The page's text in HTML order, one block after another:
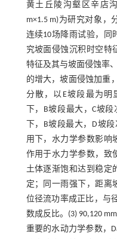
黄土丘陵沟壑区辛店
m×1.5 m)为研究对象，
连续10场降雨试验，同
究坡面侵蚀沉积时空特
特征及其与坡面侵蚀率
的增大，坡面侵蚀加重
分散，以E坡段最为明
下，B坡段最大，C坡
下，B坡段最大，D坡
用下，水力学参数影响
作用于水力学参数，致
土体逐渐饱和达到稳定
定；同一雨强下，距离
位径流功率成正比，与
数成反比。(3) 90,120
重要的水动力学参数，